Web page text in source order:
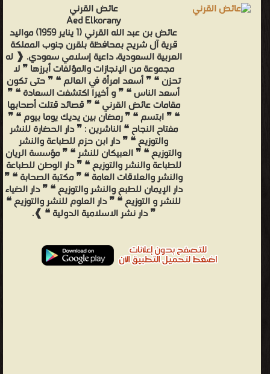
عائض القرني
Aed Elkorany
عائض بن عبد الله القرني (1 يناير 1959) مواليد
قرية آل شريح بمحافظة بلقرن جنوب المملكة
العربية السعودية، داعية إسلامي سعودي. ❰ له
مجموعة من الإنجازات والمؤلفات أبرزها ❞ لا
تحزن ❝ ❞ أسعد امرأة في العالم ❝ ❞ حتى تكون
أسعد الناس ❝ ❞ و أخيرا اكتشفت السعادة ❝ ❞
مقامات عائض القرني ❝ ❞ قصائد قتلت أصحابها
❝ ❞ ابتسم ❝ ❞ رمضان بين يديك يوما بيوم ❝ ❞
مفتاح النجاح ❝ الناشرين : ❞ دار الحضارة للنشر
والتوزيع ❝ ❞ دار ابن حزم للطباعة والنشر
والتوزيع ❝ ❞ العبيكان للنشر ❝ ❞ مؤسسة الريان
للطباعة والنشر والتوزيع ❝ ❞ دار الوطن للطباعة
والنشر والعلاقات العامة ❝ ❞ مكتبة الصحابة ❝ ❞
دار الإيمان للطبع والنشر والتوزيع ❝ ❞ دار الضياء
للنشر و التوزيع ❝ ❞ دار العلوم للنشر والتوزيع ❝
❞ دار نشر الاسلامية الدولية ❝ ❱.